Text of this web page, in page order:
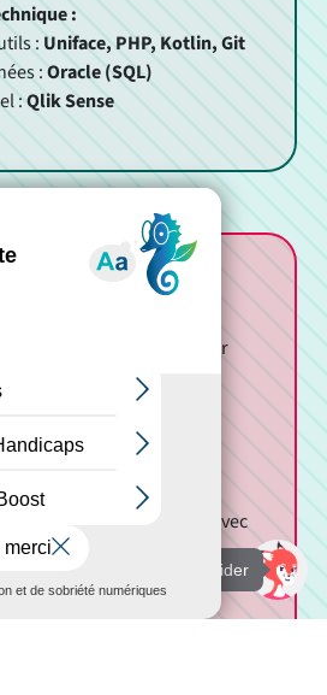
:
: Uniface, PHP, Kotlin, Git
:Oracle (SQL)
:Qlik Sense
d'un diplôme supérieur
en conception et
applicatif
et de
des besoins métiers
en forte interaction avec
enjeux du logement social
Je suis là pour vous aider